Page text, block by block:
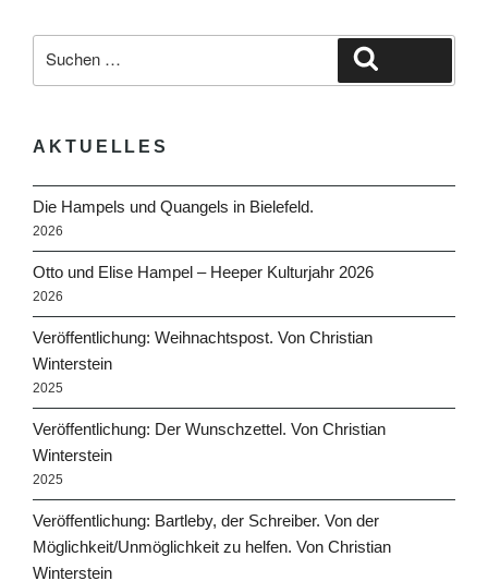
AKTUELLES
Die Hampels und Quangels in Bielefeld.
2026
Otto und Elise Hampel – Heeper Kulturjahr 2026
2026
Veröffentlichung: Weihnachtspost. Von Christian
Winterstein
2025
Veröffentlichung: Der Wunschzettel. Von Christian
Winterstein
2025
Veröffentlichung: Bartleby, der Schreiber. Von der
Möglichkeit/Unmöglichkeit zu helfen. Von Christian
Winterstein